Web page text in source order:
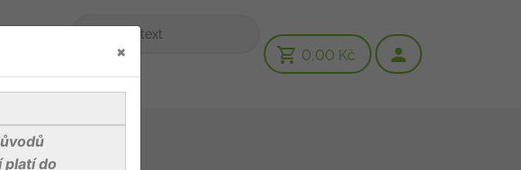
0,00 Kč
révu
×
platí do